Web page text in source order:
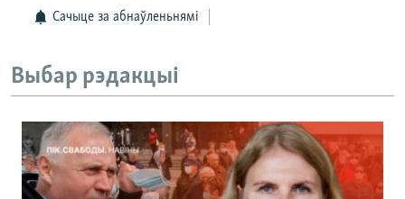
Сачыце за абнаўленьнямі
Выбар рэдакцыі